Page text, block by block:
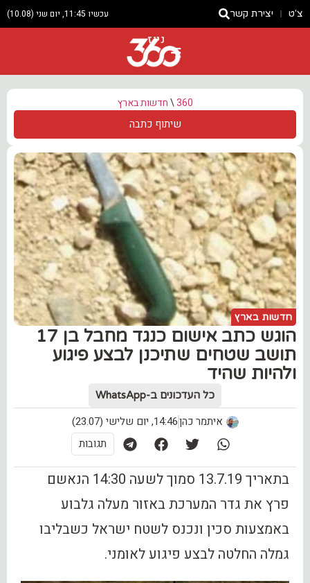
צ'ט יצירת קשר עכשיו 11:45, יום שני (10.08)
ניוז
360
\חדשות בארץ
שיתוף כתבה
חדשות בארץ
הוגש כתב אישום כנגד מחבל בן 17
תושב שטחים שתיכנן לבצע פיגוע
ולהיות שהיד
כל העדכונים ב-WhatsApp
איתמר כהן14:46, יום שלישי (23.07)
תגובות
בתאריך 13.7.19 סמוך לשעה 14:30 הנאשם
פרץ את גדר המערכת באזור מעלה גלבוע
באמצעות סכין ונכנס לשטח ישראל כשבליבו
גמלה החלטה לבצע פיגוע לאומני.